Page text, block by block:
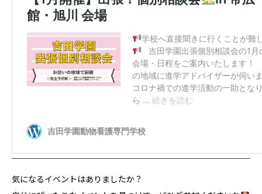
気になるイベントはありましたか？